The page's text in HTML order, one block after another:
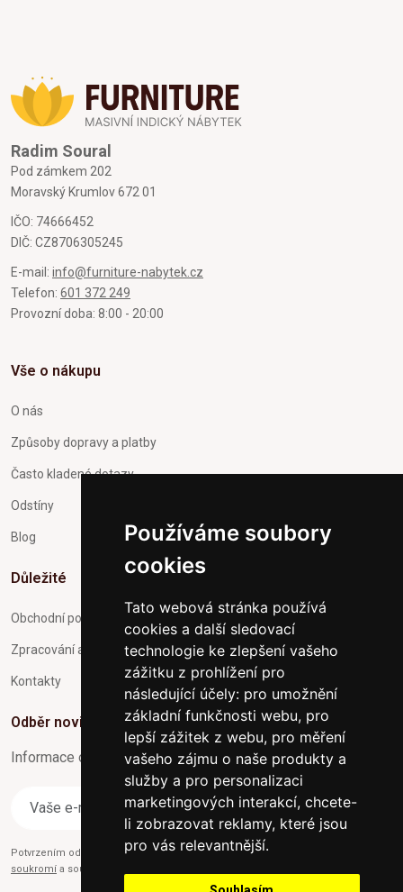
Používáme soubory
cookies
Tato webová stránka používá
cookies a další sledovací
technologie ke zlepšení vašeho
zážitku z prohlížení pro
následující účely: pro umožnění
základní funkčnosti webu, pro
lepší zážitek z webu, pro měření
vašeho zájmu o naše produkty a
služby a pro personalizaci
marketingových interakcí, chcete-
li zobrazovat reklamy, které jsou
pro vás relevantnější.
Radim Soural
Pod zámkem 202
Moravský Krumlov 672 01
IČO: 74666452
DIČ: CZ8706305245
E-mail: info@furniture-nabytek.cz
Telefon: 601 372 249
Provozní doba: 8:00 - 20:00
Vše o nákupu
O nás
Způsoby dopravy a platby
Často kladené dotazy
Odstíny
Blog
Důležité
Obchodní podmínky
Zpracování a ochrana osobních údajů
Kontakty
Odběr novinek
Informace o Novinkách a užitečné rady max. 1x za týden
Odebírat
Potvrzením odběru současně souhlasíte s našimi podmínkami o
soukromí a současně nám udělujete souhlas se zasíláním obchodních e-mailů.